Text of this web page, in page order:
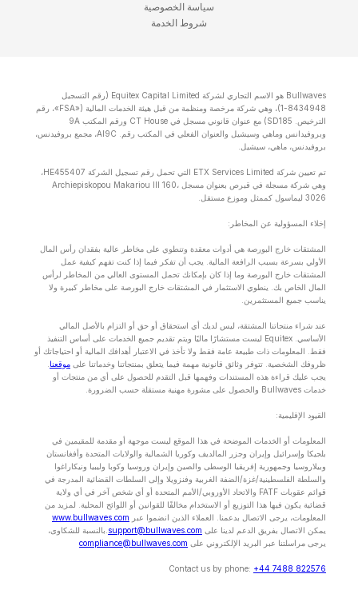
سياسة الخصوصية
شروط الخدمة
Bullwaves هو الاسم التجاري لشركة Equitex Capital Limited (رقم التسجيل
8434948-1)، وهي شركة مرخصة ومنظمة من قبل هيئة الخدمات المالية («FSA»، رقم
الترخيص. SD185) مع عنوان قانوني مسجل في CT House ورقم المكتب 9A
وبروفيدانس وماهي وسيشيل والعنوان الفعلي في المكتب رقم. Al9C، مجمع بروفيدنس،
بروفيدنس، ماهي، سيشيل.
تم تعيين شركة ETX Services Limited التي تحمل رقم تسجيل الشركة HE455407،
وهي شركة مسجلة في قبرص بعنوان مسجل Archiepiskopou Makariou lll 160،
3026 ليماسول كممثل وموزع مستقل.
إخلاء المسؤولية عن المخاطر:
المشتقات خارج البورصة هي أدوات معقدة وتنطوي على مخاطر عالية بفقدان رأس المال
الأولي بسرعة بسبب الرافعة المالية. يجب أن تفكر فيما إذا كنت تفهم كيفية عمل
المشتقات خارج البورصة وما إذا كان بإمكانك تحمل المستوى العالي من المخاطر لرأس
المال الخاص بك. ينطوي الاستثمار في المشتقات خارج البورصة على مخاطر كبيرة ولا
يناسب جميع المستثمرين.
عند شراء منتجاتنا المشتقة، ليس لديك أي استحقاق أو حق أو التزام بالأصل المالي
الأساسي. Equitex ليست مستشارًا ماليًا ويتم تقديم جميع الخدمات على أساس التنفيذ
فقط. المعلومات ذات طبيعة عامة فقط ولا تأخذ في الاعتبار أهدافك المالية أو احتياجاتك أو
ظروفك الشخصية. تتوفر وثائق قانونية مهمة فيما يتعلق بمنتجاتنا وخدماتنا على موقعنا
يجب عليك قراءة هذه المستندات وفهمها قبل التقدم للحصول على أي من منتجات أو
خدمات Bullwaves والحصول على مشورة مهنية مستقلة حسب الضرورة.
القيود الإقليمية:
المعلومات أو الخدمات الموضحة في هذا الموقع ليست موجهة أو مقدمة للمقيمين في
بلجيكا وإسرائيل وإيران وجزر المالديف وكوريا الشمالية والولايات المتحدة وأفغانستان
وبيلاروسيا وجمهورية إفريقيا الوسطى والصين وإيران وروسيا وكوبا وليبيا ونيكاراغوا
والسلطة الفلسطينية/غزة/الضفة الغربية وفنزويلا وإلى السلطات القضائية المدرجة في
قوائم عقوبات FATF والاتحاد الأوروبي/الأمم المتحدة أو أي شخص آخر في أي ولاية
قضائية يكون فيها هذا التوزيع أو الاستخدام مخالفًا للقوانين أو اللوائح المحلية. لمزيد من
المعلومات، يرجى الاتصال بدعمنا. العملاء الذين انضموا عبر www.bullwaves.com
يمكن الاتصال بفريق الدعم لدينا على support@bullwaves.com .بالنسبة للشكاوى،
يرجى مراسلتنا عبر البريد الإلكتروني على compliance@bullwaves.com
Contact us by phone: +44 7488 822576